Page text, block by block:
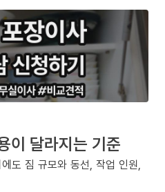
이 달라지는 기준
도 짐 규모와 동선, 작업 인원,